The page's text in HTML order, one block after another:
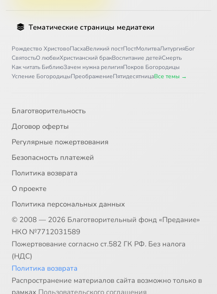
Тематические страницы медиатеки
Рождество ХристовоПасхаВеликий постПостМолитваЛитургияБог
СвятостьО любвиХристианский бракВоспитание детейСмерть
Как читать БиблиюЗачем нужна религияПокров Богородицы
Успение БогородицыПреображениеПятидесятницаВсе темы →
Благотворительность
Договор оферты
Регулярные пожертвования
Безопасность платежей
Политика возврата
О проекте
Политика персональных данных
© 2008 — 2026 Благотворительный фонд «Предание»
НКО №7712031589
Пожертвование согласно ст.582 ГК РФ. Без налога
(НДС)
Политика возврата
Распространение материалов сайта возможно только в